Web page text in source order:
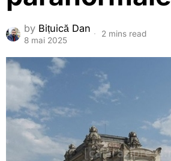
by Bițuică Dan
8 mai 2025
2 mins read